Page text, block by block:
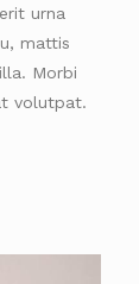
urna
mattis
Morbi
volutpat.